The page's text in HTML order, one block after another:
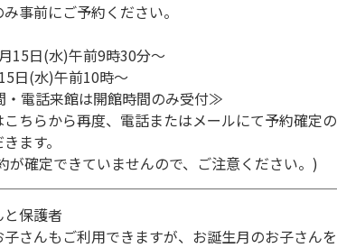
事前にご予約ください。
15日(水)午前9時30分～
日(水)午前10時～
電話来館は開館時間のみ受付≫
ちらから再度、電話またはメールにて予約確定の
ます。
が確定できていませんので、ご注意ください。)
保護者
さんもご利用できますが、お誕生月のお子さんを